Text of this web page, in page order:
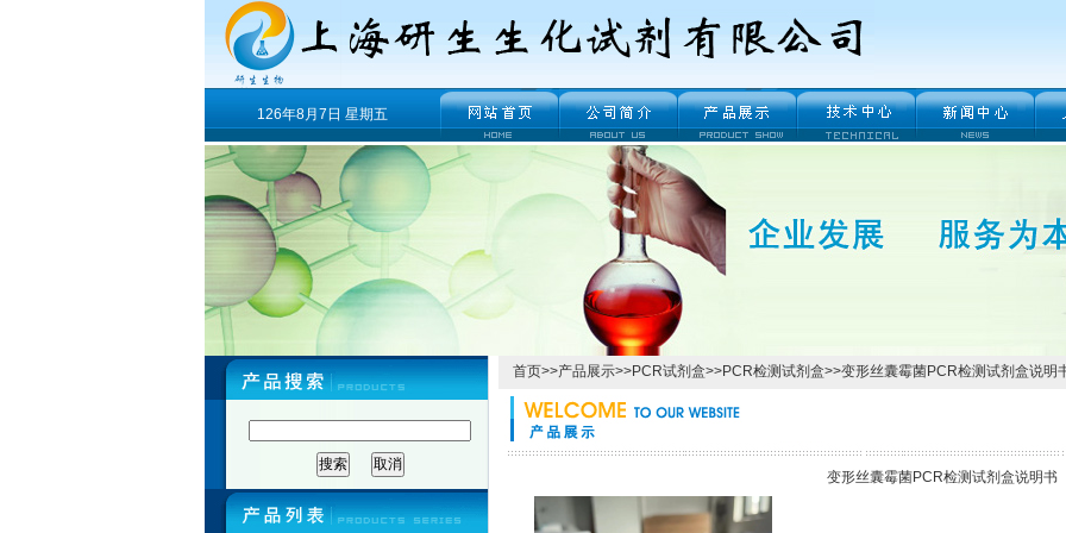
126年8月7日 星期五
首页>>产品展示>>PCR试剂盒>>PCR检测试剂盒>>变形丝囊霉菌PCR检测试剂盒说明
变形丝囊霉菌PCR检测试剂盒说明书